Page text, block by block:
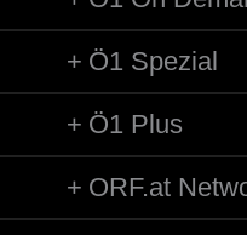
Ö1 Spezial
Ö1 Plus
ORF.at